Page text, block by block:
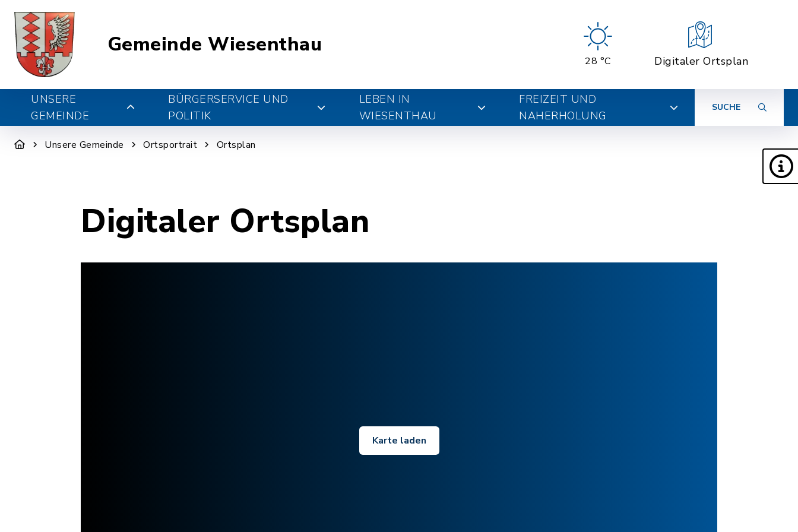
Gemeinde Wiesenthau
28 °C Digitaler Ortsplan
UNSERE
GEMEINDE
BÜRGERSERVICE UND
POLITIK
LEBEN IN
WIESENTHAU
FREIZEIT UND
NAHERHOLUNG
SUCHE
Unsere Gemeinde Ortsportrait Ortsplan
Digitaler Ortsplan
Karte laden